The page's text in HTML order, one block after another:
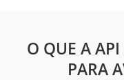
O QUE A
PARA